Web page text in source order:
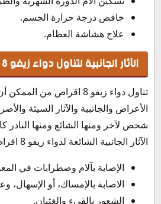
خافض درجة حرارة الجسم.
علاج هشاشة العظام.
الآثار الجانبية لتناول دواء زيفو 8 اقراص
تناول دواء زيفو 8 اقراص من
الأعراض والجانبية والآثار السيئة
شخص لآخر ومنها الشائع ومنها النادر
الآثار الجانبية الشائعة لدواء زيفو 8 اقراص
الإصابة بآلام وضطرابات في
الاصابة بالإمساك، أو الإسهال،
الشعور بالقيء والغثيان.